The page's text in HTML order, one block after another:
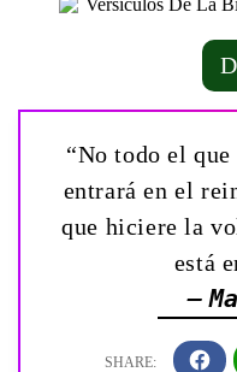
“No todo el
entrará en el
que hiciere la
está
—